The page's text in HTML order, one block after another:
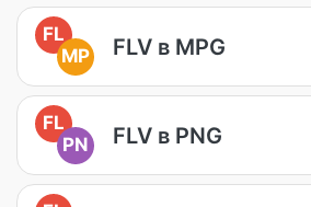
FL
MP
FLV в MPG
FL
PN
FLV в PNG